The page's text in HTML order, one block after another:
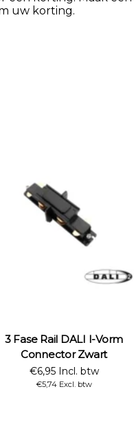
uw korting.
3 Fase Rail DALI I-Vorm
Connector Zwart
€6,95 Incl. btw
€5,74 Excl. btw